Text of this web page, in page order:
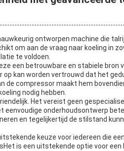
ontworpen machine die
om aan de vraag naar koeling in
te voldoen.
een betrouwbare en stabiele bron
kan worden vertrouwd dat het
de compressor maakt hem
nodig hebben.
Het vereist geen
eenvoudige onderhoudsontwerp
en tegelijkertijd de stilstand
keuze voor iedereen die
is een uitstekende optie voor een